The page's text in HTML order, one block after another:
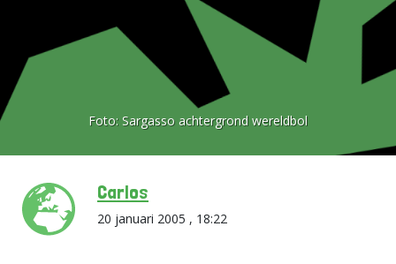
Foto: Sargasso achtergrond wereldbol
Carlos
20 januari 2005 , 18:22